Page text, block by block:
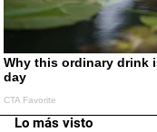
Lo más visto